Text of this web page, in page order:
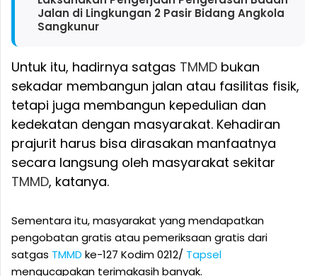
Jalan di Lingkungan 2 Pasir Bidang Angkola
Sangkunur
Untuk itu, hadirnya satgas TMMD bukan
sekadar membangun jalan atau fasilitas fisik,
tetapi juga membangun kepedulian dan
kedekatan dengan masyarakat. Kehadiran
prajurit harus bisa dirasakan manfaatnya
secara langsung oleh masyarakat sekitar
TMMD, katanya.
Sementara itu, masyarakat yang mendapatkan
pengobatan gratis atau pemeriksaan gratis dari
satgas TMMD ke-127 Kodim 0212/ Tapsel
mengucapakan terimakasih banyak.